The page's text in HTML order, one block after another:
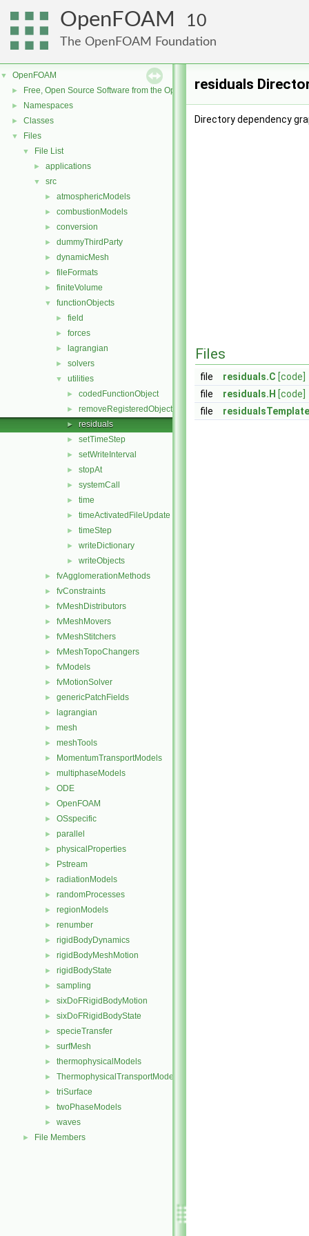
OpenFOAM 10
The OpenFOAM Foundation
▼ OpenFOAM
► Free, Open Source Software from the OpenFOAM Foundation
► Namespaces
► Classes
▼ Files
▼ File List
► applications
▼ src
► atmosphericModels
► combustionModels
► conversion
► dummyThirdParty
► dynamicMesh
► fileFormats
► finiteVolume
▼ functionObjects
► field
► forces
► lagrangian
► solvers
▼ utilities
► codedFunctionObject
► removeRegisteredObject
► residuals
► setTimeStep
► setWriteInterval
► stopAt
► systemCall
► time
► timeActivatedFileUpdate
► timeStep
► writeDictionary
► writeObjects
► fvAgglomerationMethods
► fvConstraints
► fvMeshDistributors
► fvMeshMovers
► fvMeshStitchers
► fvMeshTopoChangers
► fvModels
► fvMotionSolver
► genericPatchFields
► lagrangian
► mesh
► meshTools
► MomentumTransportModels
► multiphaseModels
► ODE
► OpenFOAM
► OSspecific
► parallel
► physicalProperties
► Pstream
► radiationModels
► randomProcesses
► regionModels
► renumber
► rigidBodyDynamics
► rigidBodyMeshMotion
► rigidBodyState
► sampling
► sixDoFRigidBodyMotion
► sixDoFRigidBodyState
► specieTransfer
► surfMesh
► thermophysicalModels
► ThermophysicalTransportModels
► triSurface
► twoPhaseModels
► waves
► File Members
residuals
Directory dependency
Files
file residuals.C [code]
file
residuals.H [code]
file